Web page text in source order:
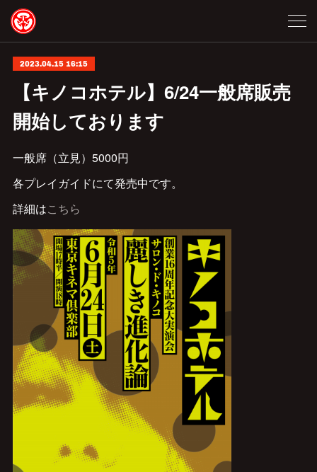
2023.04.15 16:15
【キノコホテル】6/24一般席販売
開始しております
一般席（立見）5000円
各プレイガイドにて発売中です。
詳細はこちら